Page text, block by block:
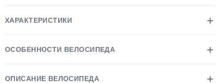
ХАРАКТЕРИСТИКИ
ОСОБЕННОСТИ ВЕЛОСИПЕДА
ОПИСАНИЕ ВЕЛОСИПЕДА
недели